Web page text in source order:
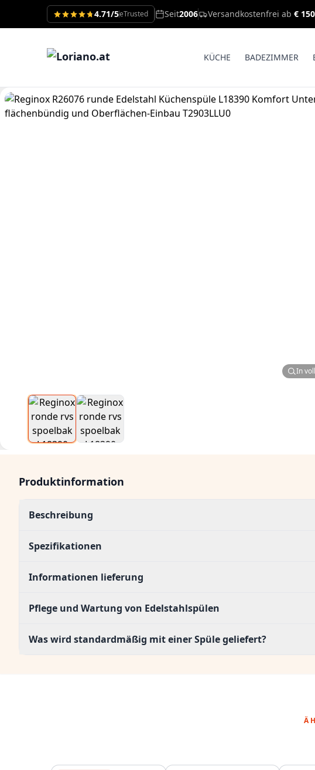
4.71/5eTrusted Seit2006 Versandkostenfrei ab € 150
KÜCHE BADEZIMMER
In
Produktinformation
Beschreibung
Spezifikationen
Informationen lieferung
Pflege und Wartung von Edelstahlspülen
Was wird standardmäßig mit einer Spüle geliefert?